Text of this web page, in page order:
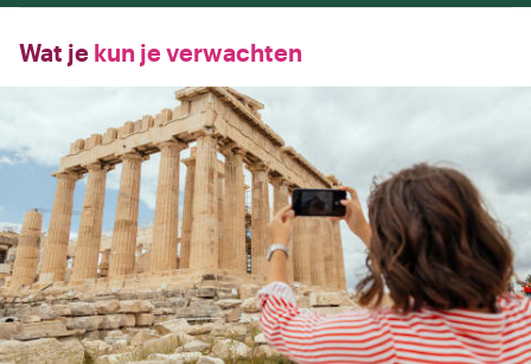
Wat je kun je verwachten